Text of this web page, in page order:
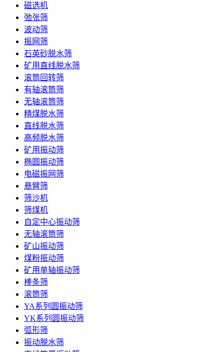
磁选机
弛张筛
波动筛
振网筛
石英砂脱水筛
矿用直线脱水筛
滚筒回转筛
有轴滚筒筛
无轴滚筒筛
精煤脱水筛
直线脱水筛
高频脱水筛
矿用振动筛
椭圆振动筛
电磁振网筛
悬臂筛
筛沙机
筛煤机
自定中心振动筛
无轴滚筒筛
矿山振动筛
煤粉振动筛
矿用单轴振动筛
棒条筛
滚筒筛
YA系列圆振动筛
YK系列圆振动筛
弧形筛
振动脱水筛